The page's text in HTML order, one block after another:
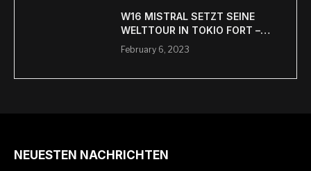
W16 MISTRAL SETZT SEINE
WELTTOUR IN TOKIO FORT –
Auto Motors Blog
February 6, 2023
NEUESTEN NACHRICHTEN